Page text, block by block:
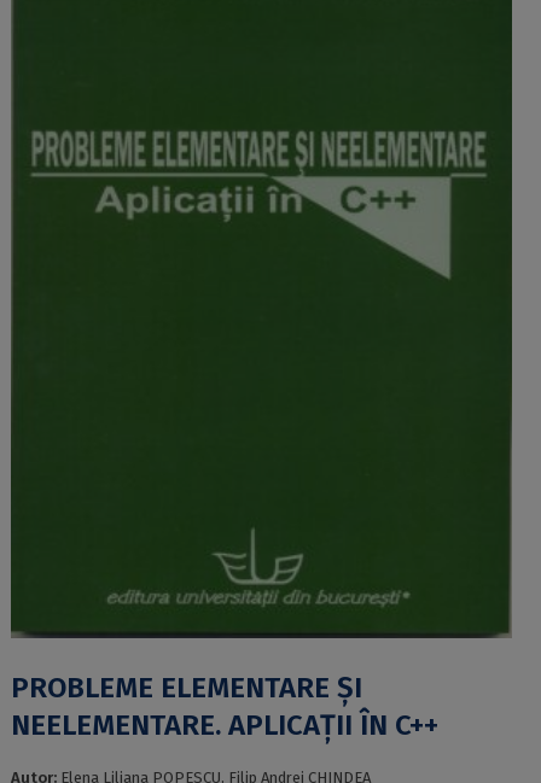
PROBLEME ELEMENTARE ȘI
NEELEMENTARE. APLICAȚII ÎN C++
Autor: Elena Liliana POPESCU, Filip Andrei CHINDEA